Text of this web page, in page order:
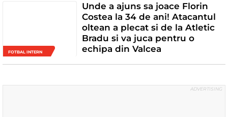
FOTBAL INTERN
Unde a ajuns sa joace Florin
Costea la 34 de ani! Atacantul
oltean a plecat si de la Atletic
Bradu si va juca pentru o
echipa din Valcea